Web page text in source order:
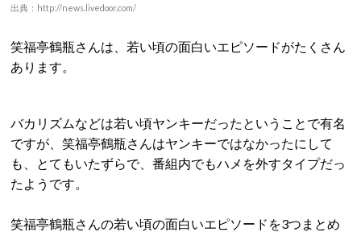
出典：http://news.livedoor.com/
笑福亭鶴瓶さんは、若い頃の面白いエピソードがたくさん
あります。
バカリズムなどは若い頃ヤンキーだったということで有名
ですが、笑福亭鶴瓶さんはヤンキーではなかったにして
も、とてもいたずらで、番組内でもハメを外すタイプだっ
たようです。
笑福亭鶴瓶さんの若い頃の面白いエピソードを3つまとめ